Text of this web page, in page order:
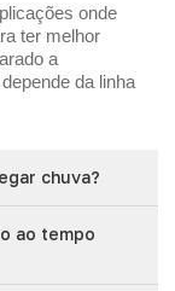
onde
ter melhor
a
da linha
chuva?
ao tempo